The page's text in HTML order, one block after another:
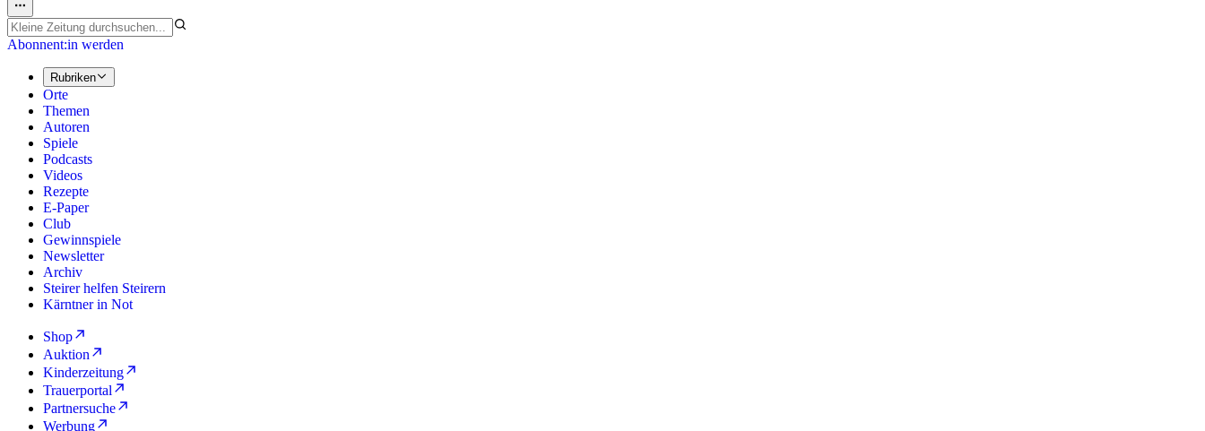
Abonnent:in werden
Rubriken
Orte
Themen
Autoren
Spiele
Podcasts
Videos
Rezepte
E-Paper
Club
Gewinnspiele
Newsletter
Archiv
Steirer helfen Steirern
Kärntner in Not
Shop
Auktion
Kinderzeitung
Trauerportal
Partnersuche
Werbung